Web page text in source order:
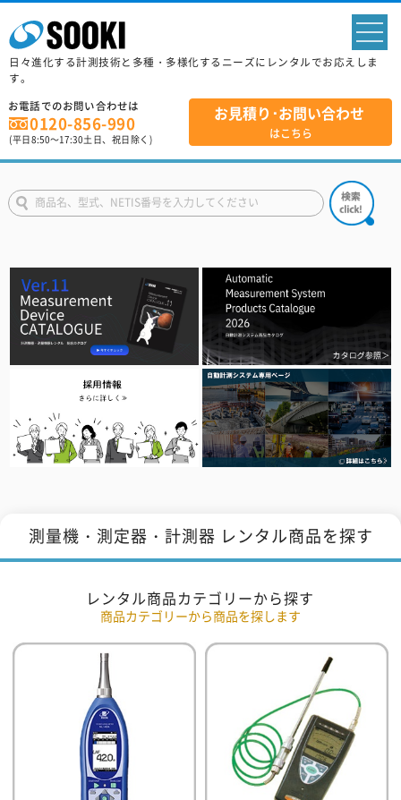
日々進化する計測技術と多種・多様化するニーズにレンタルでお応えしま
す。
お電話でのお問い合わせは
0120-856-990
(平日8:50～17:30土日、祝日除く)
お見積り･お問い合わせ
はこちら
測量機・測定器・計測器 レンタル商品を探す
レンタル商品カテゴリーから探す
商品カテゴリーから商品を探します